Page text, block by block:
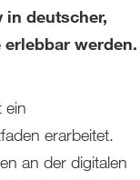
in deutscher,
werden.
ein
erarbeitet.
an der digitalen